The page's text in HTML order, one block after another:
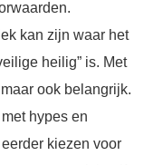
kan zijn waar het
heilig” is. Met
ook belangrijk.
hypes en
kiezen voor